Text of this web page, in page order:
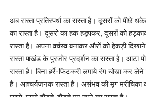
अब रास्ता प्रतिस्पर्धा का रास्ता है। दूसरों को
का रास्ता है। दूसरों का हक हड़पकर, दूसरों को
रास्ता है। अपना वर्चस्व बनाकर औरों को हेकड़ी
रास्ता पाखंड के पुरजोर प्रदर्शन का रास्ता है। आटा
रास्ता है। बिना हर्रे-फिटकरी लगाये रंग चोखा कर लेने
है। आश्चर्यजनक रास्ता है। असंभव की मृग मरीचिका